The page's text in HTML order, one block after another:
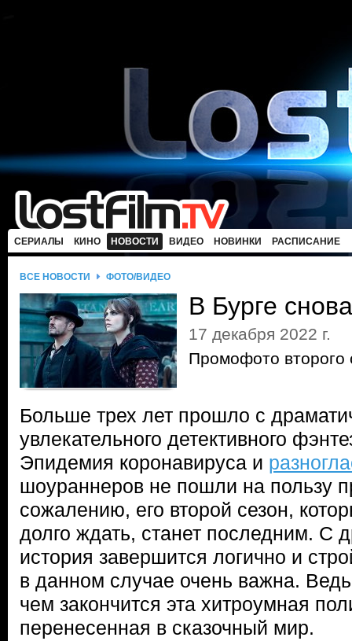
СЕРИАЛЫ КИНО НОВОСТИ ВИДЕО НОВИНКИ РАСПИСАНИЕ
ВСЕ НОВОСТИ ФОТО/ВИДЕО
В Бурге
17 декабря 2022 г.
Промофото второго
Больше трех лет прошло с
увлекательного детективного
Эпидемия коронавируса и
шоураннеров не пошли на пользу
сожалению, его второй сезон,
долго ждать, станет последним. С
история завершится логично и
в данном случае очень важна.
чем закончится эта хитроумная
перенесенная в сказочный мир.